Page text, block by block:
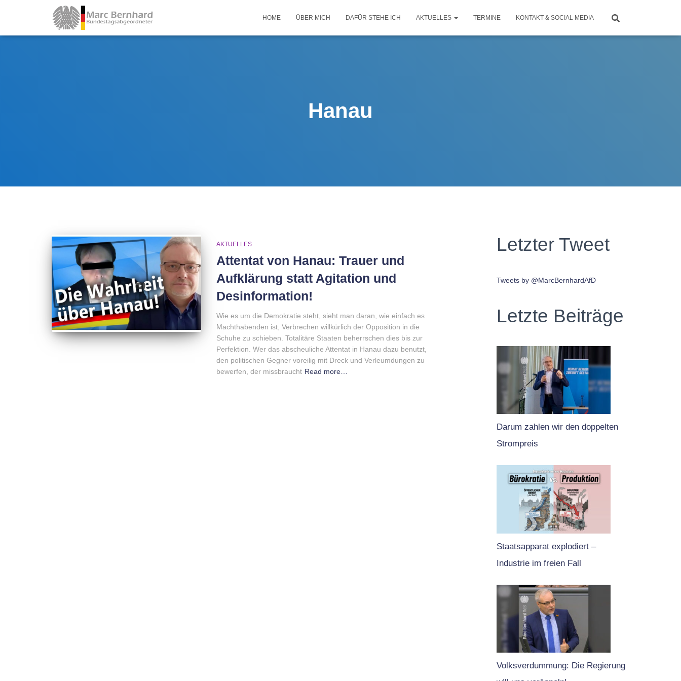
HOME ÜBER MICH DAFÜR STEHE ICH AKTUELLES TERMINE KONTAKT & SOCIAL MEDIA
Hanau
AKTUELLES
Attentat von Hanau: Trauer und
Aufklärung statt Agitation und
Desinformation!
Wie es um die Demokratie steht, sieht man daran, wie einfach es
Machthabenden ist, Verbrechen willkürlich der Opposition in die
Schuhe zu schieben. Totalitäre Staaten beherrschen dies bis zur
Perfektion. Wer das abscheuliche Attentat in Hanau dazu benutzt,
den politischen Gegner voreilig mit Dreck und Verleumdungen zu
bewerfen, der missbraucht Read more…
Letzter Tweet
Tweets by @MarcBernhardAfD
Letzte Beiträge
Darum zahlen wir den doppelten
Strompreis
Staatsapparat explodiert –
Industrie im freien Fall
Volksverdummung: Die Regierung